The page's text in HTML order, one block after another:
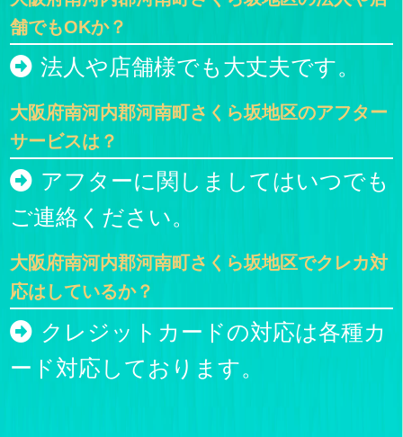
舗でもOKか？
法人や店舗様でも大丈夫です。
大阪府南河内郡河南町さくら坂地区のアフター
サービスは？
アフターに関しましてはいつでも
ご連絡ください。
大阪府南河内郡河南町さくら坂地区でクレカ対
応はしているか？
クレジットカードの対応は各種カ
ード対応しております。